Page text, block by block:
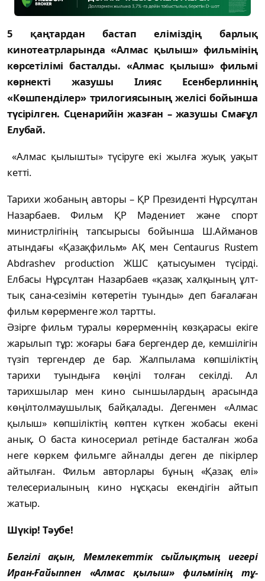
5 қаңтардан бастап еліміздің барлық
кинотеатрларында «Алмас қылыш» фильмінің
көрсетілімі басталды. «Алмас қылыш» фильмі
көрнекті жазушы Ілияс Есенберлиннің
«Көшпенділер» трилогиясының желісі бойынша
түсірілген. Сценарийін жазған – жазушы Смағұл
Елубай.
«Алмас қылышты» түсіруге екі жылға жуық уақыт
кетті.
Тарихи жобаның авторы – ҚР Президенті Нұрсұлтан
Назарбаев. Фильм ҚР Мәдениет және спорт
министрлігінің тапсырысы бо­йын­ша Ш.Айманов
атындағы «Қазақфильм» АҚ мен Centaurus Rustem
Abdrashev production ЖШС қатысуымен түсірді.
Елбасы Нұрсұлтан Назарбаев «қазақ халқының ұлт­
тық сана-сезімін көтеретін туынды» деп ба­ғалаған
фильм көрерменге жол тартты.
Әзірге фильм туралы көрерменнің көз­қарасы екіге
жарылып тұр: жоғары баға бер­ген­дер де, кемшілігін
түзіп тергендер де бар. Жалпылама көпшіліктің
тарихи туындыға көңілі толған секілді. Ал
тарихшылар мен кино сыншылардың арасында
көңіл­тол­мау­шылық байқалады. Дегенмен «Алмас
қылыш» көп­шіліктің көптен күткен жобасы екені
анық. О баста киносериал ретінде басталған жо­ба
неге көркем фильмге айналды деген де пі­кір­лер
айтылған. Фильм авторлары бұның «Қа­зақ елі»
телесериалының кино нұсқасы екен­дігін айтып
жатыр.
Шүкір! Тәубе!
Белгілі ақын, Мемлекеттік сыйлықтың ие­гері
Иран-Ғайыппен «Алмас қылыш» филь­мінің тұ­